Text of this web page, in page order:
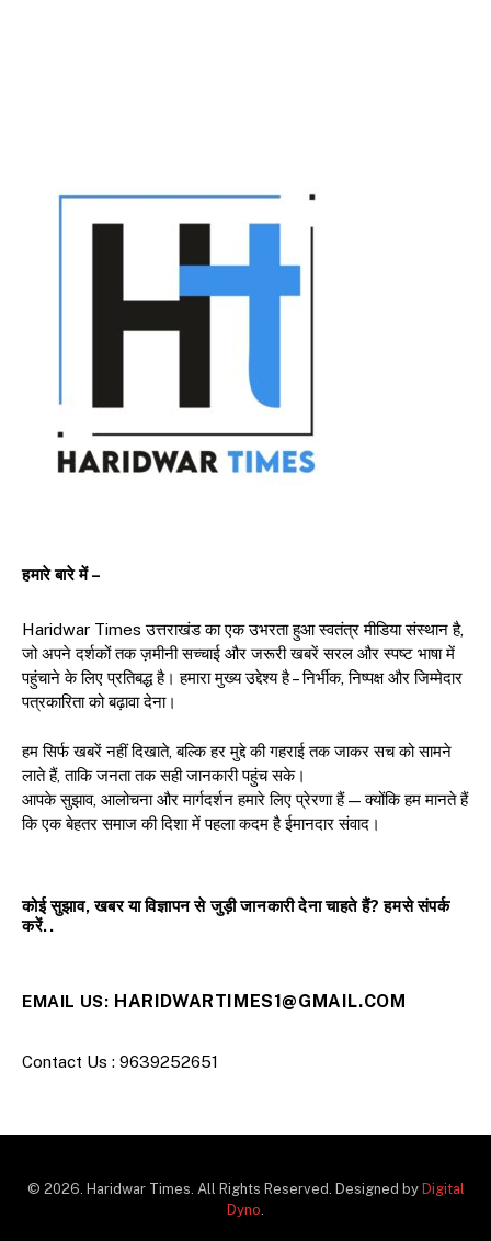
हमारे बारे में –
Haridwar Times उत्तराखंड का एक उभरता हुआ स्वतंत्र मीडिया संस्थान है,
जो अपने दर्शकों तक ज़मीनी सच्चाई और जरूरी खबरें सरल और स्पष्ट भाषा में
पहुंचाने के लिए प्रतिबद्ध है। हमारा मुख्य उद्देश्य है – निर्भीक, निष्पक्ष और जिम्मेदार
पत्रकारिता को बढ़ावा देना।
हम सिर्फ खबरें नहीं दिखाते, बल्कि हर मुद्दे की गहराई तक जाकर सच को सामने
लाते हैं, ताकि जनता तक सही जानकारी पहुंच सके।
आपके सुझाव, आलोचना और मार्गदर्शन हमारे लिए प्रेरणा हैं — क्योंकि हम मानते हैं
कि एक बेहतर समाज की दिशा में पहला कदम है ईमानदार संवाद।
कोई सुझाव, खबर या विज्ञापन से जुड़ी जानकारी देना चाहते हैं? हमसे संपर्क
करें..
EMAIL US: HARIDWARTIMES1@GMAIL.COM
Contact Us : 9639252651
© 2026. Haridwar Times. All Rights Reserved. Designed by Digital
Dyno